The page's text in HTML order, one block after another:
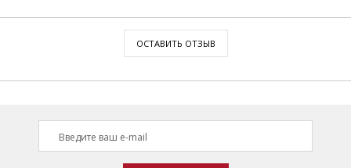
ОСТАВИТЬ ОТЗЫВ